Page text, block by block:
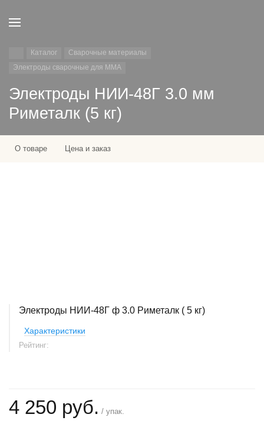
Каталог
Сварочные материалы
Электроды сварочные для MMA
Электроды НИИ-48Г 3.0 мм
Риметалк (5 кг)
О товаре Цена и заказ
Электроды НИИ-48Г ф 3.0 Риметалк ( 5 кг)
Характеристики
Рейтинг:
4 250 руб. / упак.